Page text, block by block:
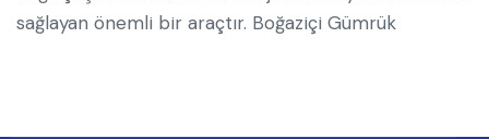
sağlayan önemli bir araçtır. Boğaziçi Gümrük